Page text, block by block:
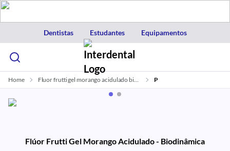
Dentistas Estudantes Equipamentos
Home Fluor frutti gel morango acidulado biodinamica P
Flúor Frutti Gel Morango Acidulado - Biodinâmica